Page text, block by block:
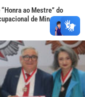
ao Mestre” do
de Minas Gerais